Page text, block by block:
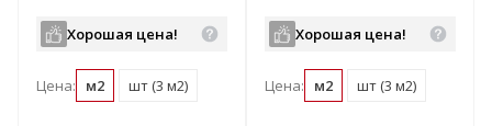
Хорошая цена!
Цена: м2 шт (3 м2)
Хорошая цена!
Цена: м2 шт (3 м2)